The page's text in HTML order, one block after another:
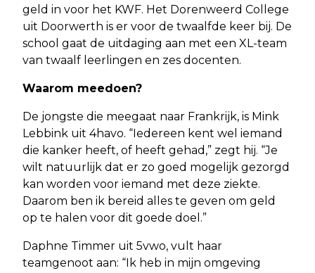
geld in voor het KWF. Het Dorenweerd College
uit Doorwerth is er voor de twaalfde keer bij. De
school gaat de uitdaging aan met een XL-team
van twaalf leerlingen en zes docenten.
Waarom meedoen?
De jongste die meegaat naar Frankrijk, is Mink
Lebbink uit 4havo. “Iedereen kent wel iemand
die kanker heeft, of heeft gehad,” zegt hij. “Je
wilt natuurlijk dat er zo goed mogelijk gezorgd
kan worden voor iemand met deze ziekte.
Daarom ben ik bereid alles te geven om geld
op te halen voor dit goede doel.”
Daphne Timmer uit 5vwo, vult haar
teamgenoot aan: “Ik heb in mijn omgeving